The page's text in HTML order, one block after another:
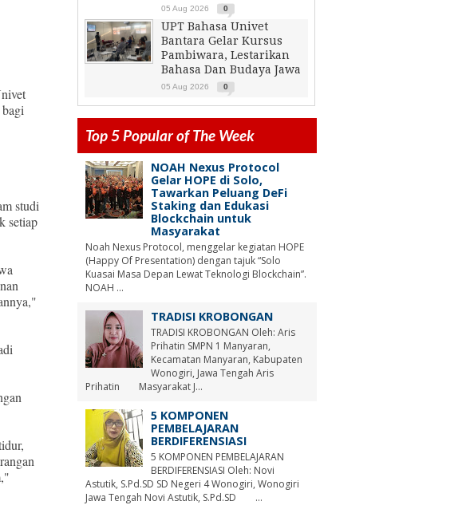
studi
setiap
05 Aug 2026 0
UPT Bahasa Univet
Bantara Gelar Kursus
Pambiwara, Lestarikan
Bahasa Dan Budaya Jawa
05 Aug 2026 0
Top 5 Popular of The Week
NOAH Nexus Protocol
Gelar HOPE di Solo,
Tawarkan Peluang DeFi
Staking dan Edukasi
Blockchain untuk
Masyarakat
Noah Nexus Protocol, menggelar kegiatan HOPE
(Happy Of Presentation) dengan tajuk “Solo
Kuasai Masa Depan Lewat Teknologi Blockchain”.
NOAH ...
TRADISI KROBONGAN
TRADISI KROBONGAN Oleh: Aris
Prihatin SMPN 1 Manyaran,
Kecamatan Manyaran, Kabupaten
Wonogiri, Jawa Tengah Aris
Prihatin Masyarakat J...
5 KOMPONEN
PEMBELAJARAN
BERDIFERENSIASI
5 KOMPONEN PEMBELAJARAN
BERDIFERENSIASI Oleh: Novi
Astutik, S.Pd.SD SD Negeri 4 Wonogiri, Wonogiri
Jawa Tengah Novi Astutik, S.Pd.SD ...